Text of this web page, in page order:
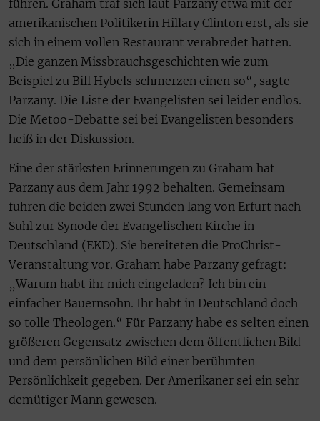
führen. Graham traf sich laut Parzany etwa mit der
amerikanischen Politikerin Hillary Clinton erst, als sie
sich in einem vollen Restaurant verabredet hatten.
„Die ganzen Missbrauchsgeschichten wie zum
Beispiel zu Bill Hybels schmerzen einen so“, sagte
Parzany. Die Liste der Evangelisten sei leider endlos.
Die Metoo-Debatte sei bei Evangelisten besonders
heiß in der Diskussion.
Eine der stärksten Erinnerungen zu Graham hat
Parzany aus dem Jahr 1992 behalten. Gemeinsam
fuhren die beiden zwei Stunden lang von Erfurt nach
Suhl zur Synode der Evangelischen Kirche in
Deutschland (EKD). Sie bereiteten die ProChrist-
Veranstaltung vor. Graham habe Parzany gefragt:
„Warum habt ihr mich eingeladen? Ich bin ein
einfacher Bauernsohn. Ihr habt in Deutschland doch
so tolle Theologen.“ Für Parzany habe es selten einen
größeren Gegensatz zwischen dem öffentlichen Bild
und dem persönlichen Bild einer berühmten
Persönlichkeit gegeben. Der Amerikaner sei ein sehr
demütiger Mann gewesen.